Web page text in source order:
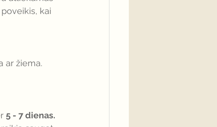
kai
ar žiema.
5 - 7 dienas.